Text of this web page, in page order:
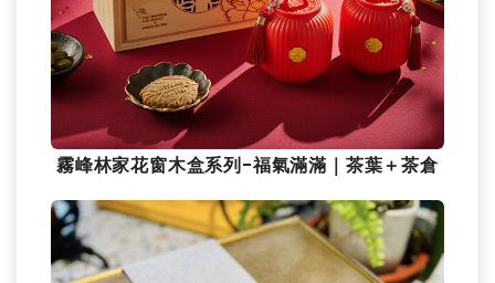
霧峰林家花窗木盒系列-福氣滿滿｜茶葉＋茶倉